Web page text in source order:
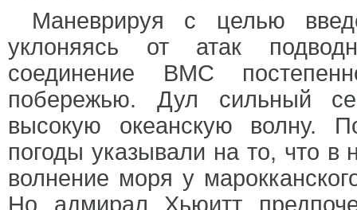
Маневрируя с целью
уклоняясь от атак
соединение ВМС
побережью. Дул сильный
высокую океанскую волну.
погоды указывали на то, что
волнение моря у
Но адмирал Хьюитт